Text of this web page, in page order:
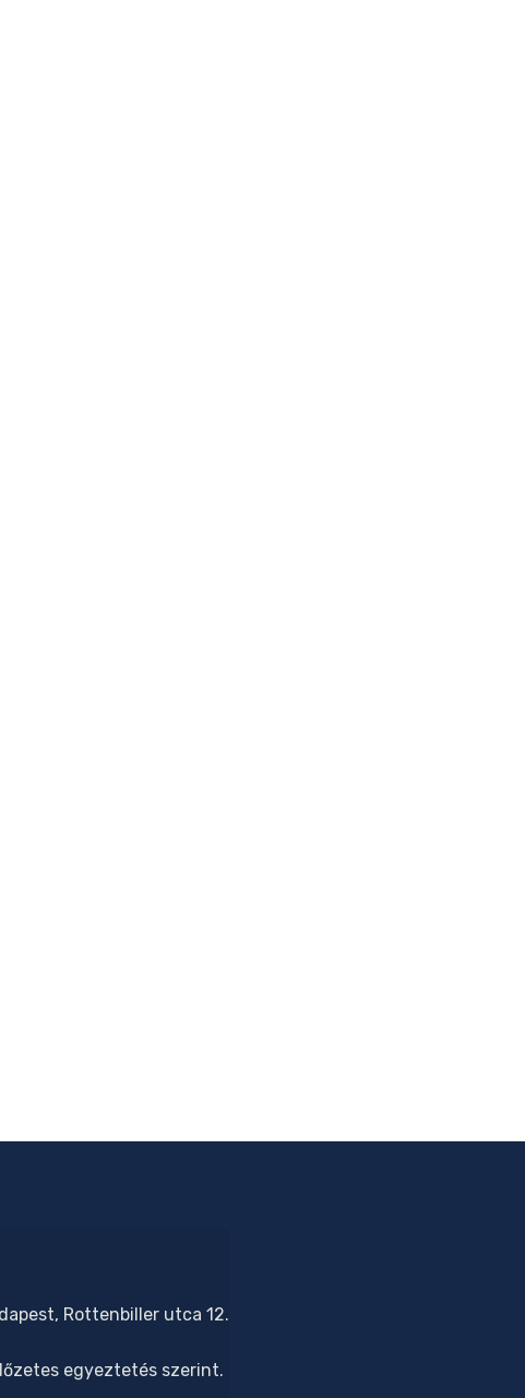
Rottenbiller utca 12.
egyeztetés szerint.